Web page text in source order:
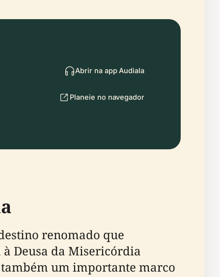
Abrir na app Audiala
Planeie no navegador
renomado que
Deusa da Misericórdia
um importante marco